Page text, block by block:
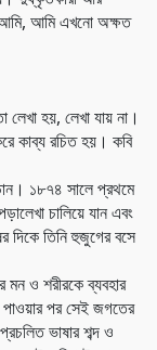
আমি এখনো অক্ষত
হয়, লেখা যায় না।
কাব্য রচিত হয়। কবি
১৮৭৪ সালে প্রথমে
চালিয়ে যান এবং
দিকে তিনি হুজুগের বসে
মন ও শরীরকে ব্যবহার
পাওয়ার পর সেই জগতের
ভাষার শব্দ ও